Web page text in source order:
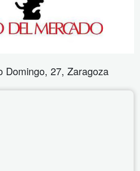
Domingo, 27, Zaragoza